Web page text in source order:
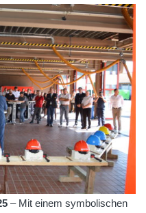
– Mit einem symbolischen